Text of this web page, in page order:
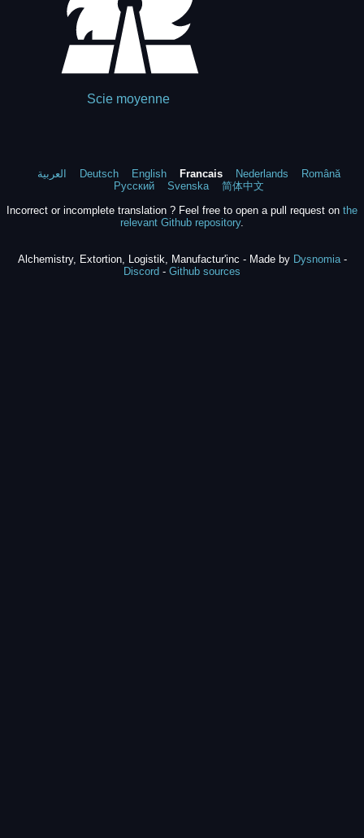
Scie moyenne
العربية Deutsch English Francais Nederlands
Română
Русский
Svenska
简体中文
Incorrect or incomplete translation ? Feel free to open a pull request on the
relevant Github repository.
Alchemistry, Extortion, Logistik, Manufactur'inc - Made by Dysnomia-
Discord - Github sources